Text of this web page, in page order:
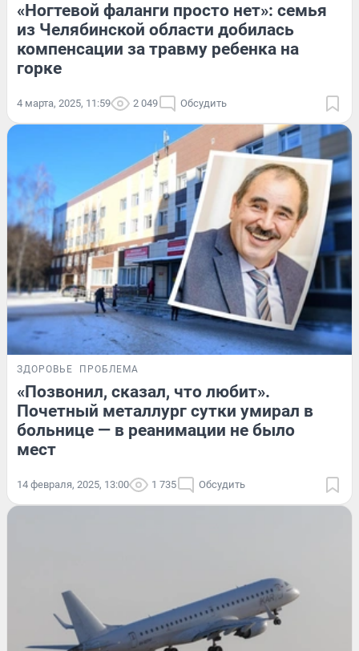
«Ногтевой фаланги просто нет»: семья
из Челябинской области добилась
компенсации за травму ребенка на
горке
4 марта, 2025, 11:59 2 049 Обсудить
ЗДОРОВЬЕ ПРОБЛЕМА
«Позвонил, сказал, что любит».
Почетный металлург сутки умирал в
больнице — в реанимации не было
мест
14 февраля, 2025, 13:00 1 735 Обсудить